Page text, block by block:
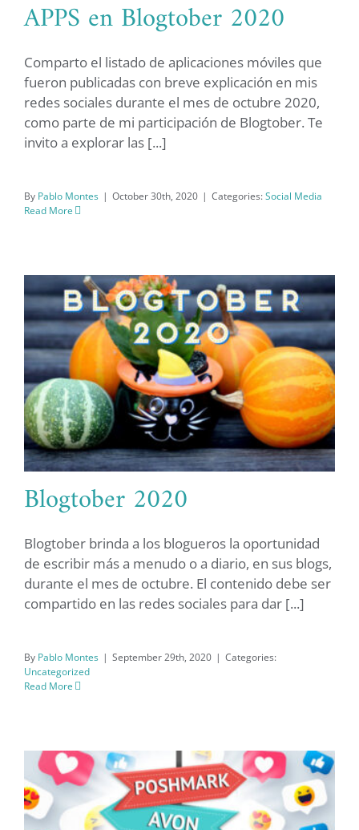
APPS en Blogtober 2020
APPS en Blogtober 2020
Comparto el listado de aplicaciones móviles que
fueron publicadas con breve explicación en mis
redes sociales durante el mes de octubre 2020,
como parte de mi participación de Blogtober. Te
invito a explorar las [...]
By Pablo Montes | October 30th, 2020 | Categories:Social Media
Read More
Blogtober 2020
Blogtober 2020
Blogtober brinda a los blogueros la oportunidad
de escribir más a menudo o a diario, en sus blogs,
durante el mes de octubre. El contenido debe ser
compartido en las redes sociales para dar [...]
By Pablo Montes | September 29th, 2020 | Categories:
Uncategorized
Read More